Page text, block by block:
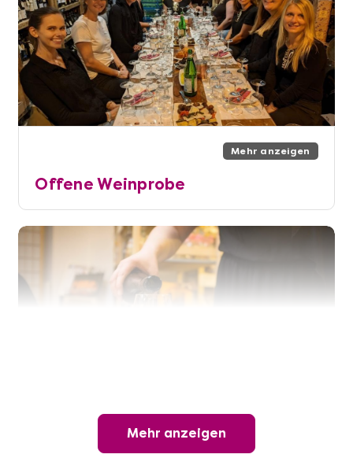
Mehr anzeigen
Offene Weinprobe
Wunderschöner Weinabend
Mehr anzeigen